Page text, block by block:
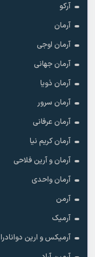
آرکو
آرمان
آرمان اوجی
آرمان جهانی
آرمان ذویا
آرمان سرور
آرمان عرفانی
آرمان کریم نیا
آرمان و آرین فلاحی
آرمان واحدی
آرمن
آرمیک
آرمیکس و ارین دوانادرا